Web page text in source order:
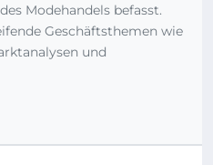
Modehandels befasst.
Geschäftsthemen wie
und